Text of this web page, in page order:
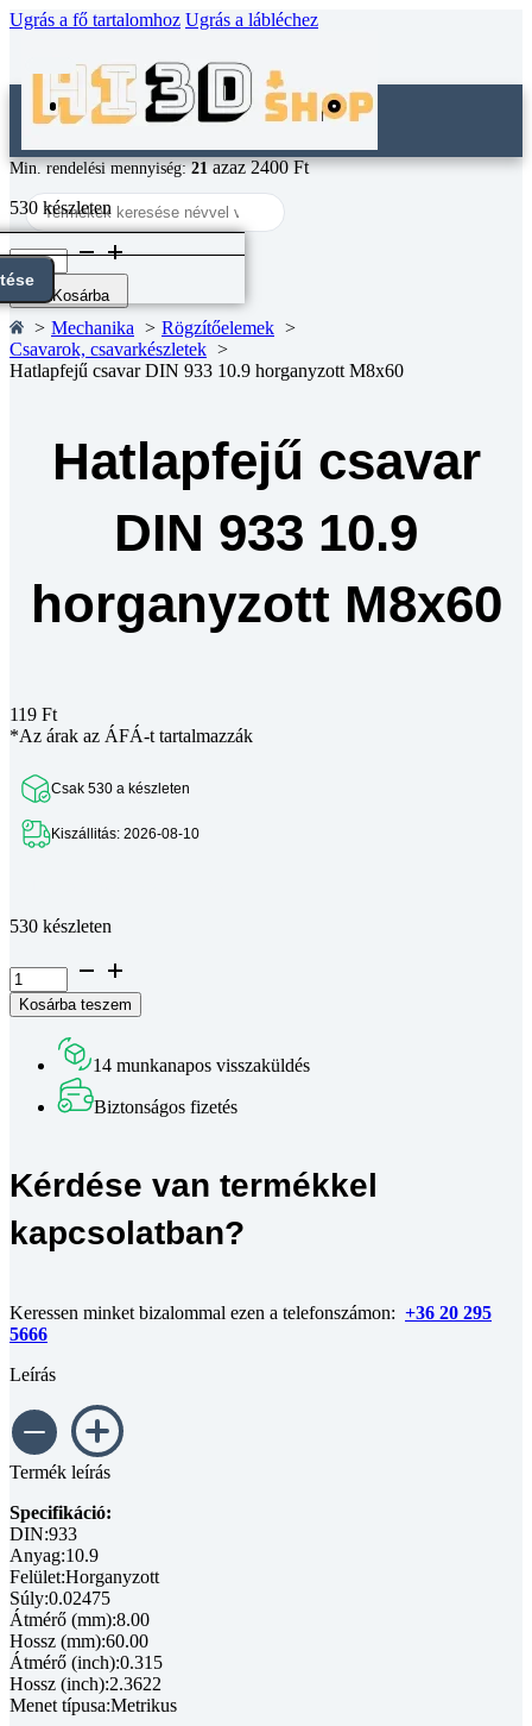
Ugrás a fő tartalomhoz Ugrás a lábléchez
Search
...
Min. rendelési mennyiség:21azaz 2400 Ft
530 készleten
Hatlapfejű
csavar
DIN
933
10.9
horganyzott
M8x60
Kosárba
Mechanika
Rögzítőelemek
Csavarok, csavarkészletek
Hatlapfejű csavar DIN 933 10.9 horganyzott M8x60
Hatlapfejű csavar
DIN 933 10.9
horganyzott M8x60
119 Ft
*Az árak az ÁFÁ-t tartalmazzák
Csak 530 a készleten
Kiszállitás: 2026-08-10
530 készleten
Hatlapfejű
csavar
DIN
horganyzott
M8x60
mennyiség
Kosárba teszem
14 munkanapos visszaküldés
Biztonságos fizetés
Kérdése van termékkel
kapcsolatban?
Keressen minket bizalommal ezen a telefonszámon: +36 20 295
5666
Leírás
Termék leírás
Specifikáció:
DIN:933
Anyag:10.9
Felület:Horganyzott
Súly:0.02475
Átmérő (mm):8.00
Hossz (mm):60.00
Átmérő (inch):0.315
Hossz (inch):2.3622
Menet típusa:Metrikus